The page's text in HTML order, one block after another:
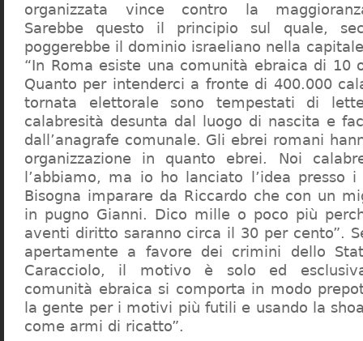
organizzata vince contro la
Sarebbe questo il principio sul quale,
poggerebbe il dominio israeliano nella
“In Roma esiste una comunità ebraica di 10
Quanto per intenderci a fronte di 400.000
tornata elettorale sono tempestati di
calabresità desunta dal luogo di nascita e
dall’anagrafe comunale. Gli ebrei romani
organizzazione in quanto ebrei. Noi
l’abbiamo, ma io ho lanciato l’idea presso
Bisogna imparare da Riccardo che con un
in pugno Gianni. Dico mille o poco più
aventi diritto saranno circa il 30 per cento”.
apertamente a favore dei crimini dello
Caracciolo, il motivo è solo ed
comunità ebraica si comporta in modo
la gente per i motivi più futili e usando la
come armi di ricatto”.